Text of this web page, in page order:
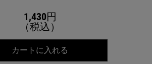
タニカル コンセントレート
1,430円
（税込）
カートに入れる